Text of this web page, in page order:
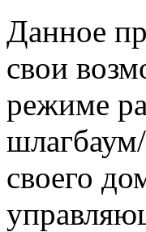
Данное
свои
режиме
своего